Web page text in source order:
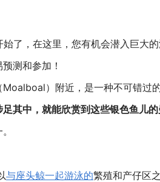
了，在这里，您有机会潜入巨大的
测和参加！
）附近，是一种不可错过的
其中，就能欣赏到这些银色鱼儿的
与座头鲸一起游泳的繁殖和产仔区